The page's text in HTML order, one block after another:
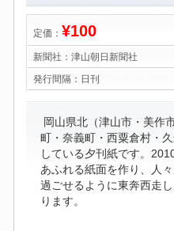
定価： ¥100
新聞社： 津山朝日新聞社
発行間隔： 日刊
岡山県北（津山市・美作
町・奈義町・西粟倉村・
している夕刊紙です。
あふれる紙面を作り、人
過ごせるように東奔西走
ります。